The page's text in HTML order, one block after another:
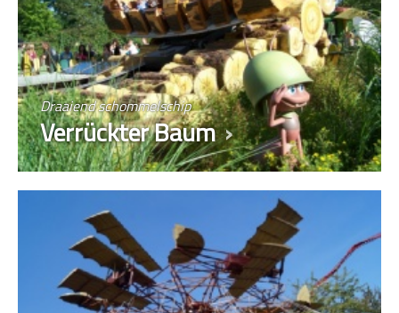
Draaiend schommelschip
Verrückter Baum